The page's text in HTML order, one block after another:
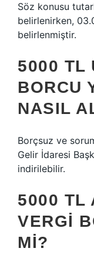
Söz konusu
belirlenirken,
belirlenmiştir.
5000 TL
BORCU
NASIL
Borçsuz ve
Gelir İdaresi
indirilebilir.
5000 TL
VERGI
MI?